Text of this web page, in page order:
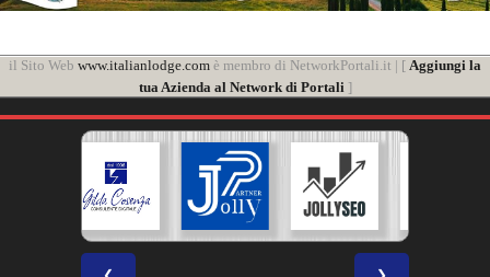
il Sito Web www.italianlodge.com è membro di NetworkPortali.it | [ Aggiungi la
tua Azienda al Network di Portali]